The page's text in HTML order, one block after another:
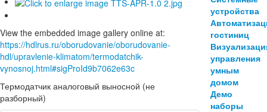
View the embedded image gallery online at:
https://hdlrus.ru/oborudovanie/oborudovanie-
hdl/upravlenie-klimatom/termodatchik-
vynosnoj.html#sigProId9b7062e63c
Термодатчик аналоговый выносной (не
разборный)
устройства
гостиниц
управления
умным
домом
Демо
наборы